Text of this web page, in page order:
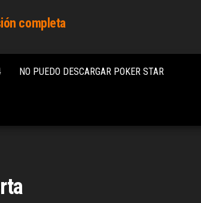
completa
NO PUEDO DESCARGAR POKER STAR